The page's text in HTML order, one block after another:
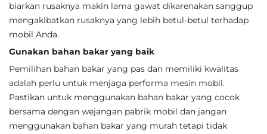
biarkan rusaknya makin lama gawat dikarenakan sanggup
mengakibatkan rusaknya yang lebih betul-betul terhadap
mobil Anda.
Gunakan bahan bakar yang baik
Pemilihan bahan bakar yang pas dan memiliki kwalitas
adalah perlu untuk menjaga performa mesin mobil.
Pastikan untuk menggunakan bahan bakar yang cocok
bersama dengan wejangan pabrik mobil dan jangan
menggunakan bahan bakar yang murah tetapi tidak